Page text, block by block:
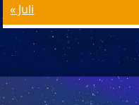
« Juli